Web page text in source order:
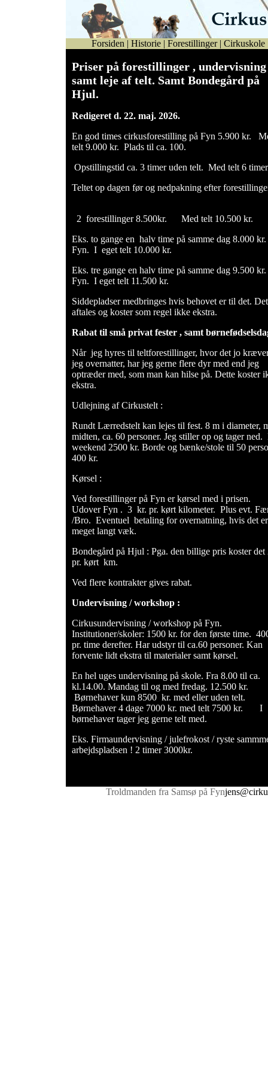
Forsiden | Historie | Forestillinger | Cirkuskole
Priser på forestillinger , undervisning
samt leje af telt. Samt Bondegård på
Hjul.
Redigeret d. 22. maj. 2026.
En god times cirkusforestilling på Fyn 5.900 kr.
telt 9.000 kr. Plads til ca. 100.
Opstillingstid ca. 3 timer uden telt. Med telt 6
Teltet op dagen før og nedpakning efter
2 forestillinger 8.500kr. Med telt 10.500 kr.
Eks. to gange en halv time på samme dag 8.000 kr.
Fyn. I eget telt 10.000 kr.
Eks. tre gange en halv time på samme dag 9.500 kr.
Fyn. I eget telt 11.500 kr.
Siddepladser medbringes hvis behovet er til det. Det
aftales og koster som regel ikke ekstra.
Rabat til små privat fester , samt
Når jeg hyres til teltforestillinger, hvor det jo
jeg overnatter, har jeg gerne flere dyr med end jeg
optræder med, som man kan hilse på. Dette koster
ekstra.
Udlejning af Cirkustelt :
Rundt Lærredstelt kan lejes til fest. 8 m i diameter,
midten, ca. 60 personer. Jeg stiller op og tager ned.
weekend 2500 kr. Borde og bænke/stole til 50
400 kr.
Kørsel :
Ved forestillinger på Fyn er kørsel med i prisen.
Udover Fyn . 3 kr. pr. kørt kilometer. Plus evt.
/Bro. Eventuel betaling for overnatning, hvis det er
meget langt væk.
Bondegård på Hjul : Pga. den billige pris koster det
pr. kørt km.
Ved flere kontrakter gives rabat.
Undervisning / workshop :
Cirkusundervisning / workshop på Fyn.
Institutioner/skoler: 1500 kr. for den første time.
pr. time derefter. Har udstyr til ca.60 personer. Kan
forvente lidt ekstra til materialer samt kørsel.
En hel uges undervisning på skole. Fra 8.00 til ca.
kl.14.00. Mandag til og med fredag. 12.500 kr.
Børnehaver kun 8500 kr. med eller uden telt.
Børnehaver 4 dage 7000 kr. med telt 7500 kr. I
børnehaver tager jeg gerne telt med.
Eks. Firmaundervisning / julefrokost / ryste
arbejdspladsen ! 2 timer 3000kr.
Troldmanden fra Samsø på Fyn